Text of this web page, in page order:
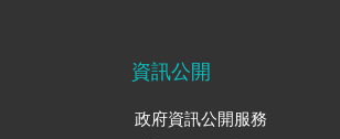
資訊公開
政府資訊公開服務